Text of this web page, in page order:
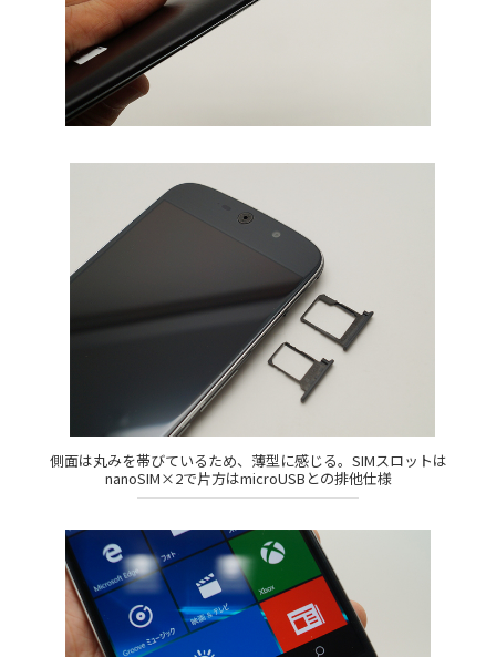
側面は丸みを帯びているため、薄型に感じる。SIMスロットは
nanoSIM×2で片方はmicroUSBとの排他仕様